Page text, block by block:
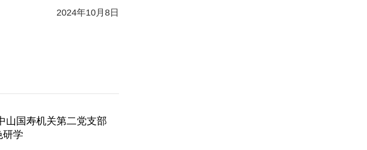
2024年10月8日
国寿机关第二党支部
研学